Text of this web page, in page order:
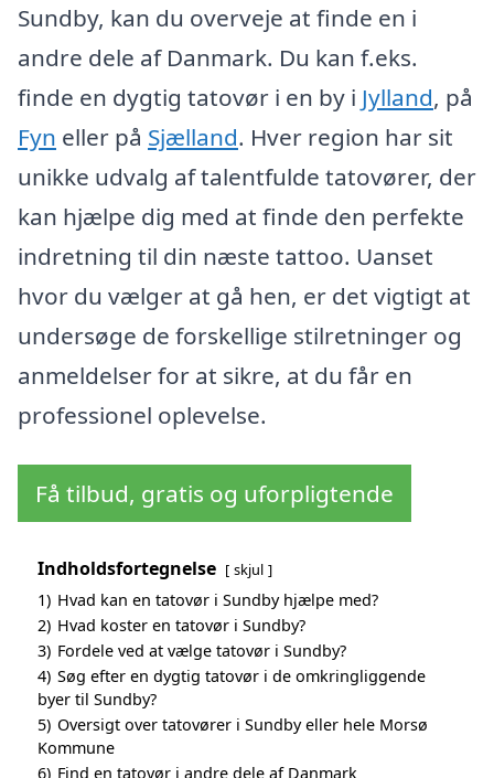
Sundby, kan du overveje at finde en i
andre dele af Danmark. Du kan f.eks.
finde en dygtig tatovør i en by i Jylland, på
Fyn eller på Sjælland. Hver region har sit
unikke udvalg af talentfulde tatovører, der
kan hjælpe dig med at finde den perfekte
indretning til din næste tattoo. Uanset
hvor du vælger at gå hen, er det vigtigt at
undersøge de forskellige stilretninger og
anmeldelser for at sikre, at du får en
professionel oplevelse.
Få tilbud, gratis og uforpligtende
Indholdsfortegnelse skjul
1) Hvad kan en tatovør i Sundby hjælpe med?
2) Hvad koster en tatovør i Sundby?
3) Fordele ved at vælge tatovør i Sundby?
4) Søg efter en dygtig tatovør i de omkringliggende
byer til Sundby?
5) Oversigt over tatovører i Sundby eller hele Morsø
Kommune
6) Find en tatovør i andre dele af Danmark